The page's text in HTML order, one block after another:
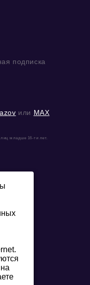
подписка
или MAX
лиц младше 16-ти лет.